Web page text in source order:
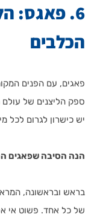
6. פאגס:
הכלבים
פאגים, עם הפנים
ספק הליצנים של
יש כישרון לגרום לכל
הנה הסיבה שפאגים
בראש ובראשונה,
של כל אחד. פשוט אי